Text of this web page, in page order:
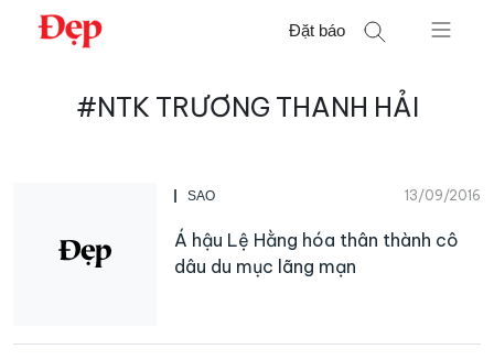
Chuyển
Đặt báo
#NTK TRƯƠNG THANH HẢI
SAO 13/09/2016
Á hậu Lệ Hằng hóa thân thành cô
dâu du mục lãng mạn